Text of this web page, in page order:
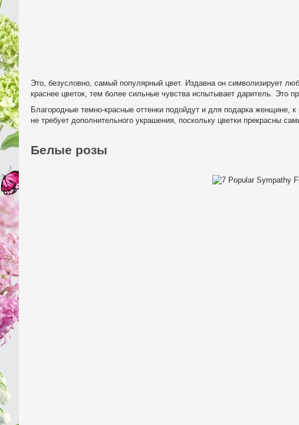
Это, безусловно, самый популярный цвет. Издавна он символизирует
краснее цветок, тем более сильные чувства испытывает даритель. Это
Благородные темно-красные оттенки подойдут и для подарка женщине,
не требует дополнительного украшения, поскольку цветки прекрасны
Белые розы